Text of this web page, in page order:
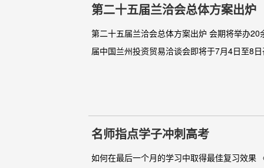
第二十五届兰洽会总体方案出炉
第二十五届兰洽会总体方案出炉 会期将举办
届中国兰州投资贸易洽谈会即将于7月4日至8
名师指点学子冲刺高考
如何在最后一个月的学习中取得最佳复习效果